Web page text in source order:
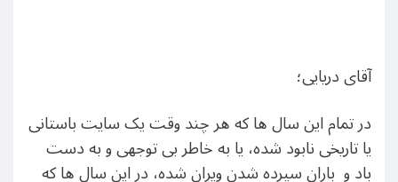
آقای دریایی؛
در تمام این سال ها که هر چند وقت یک سایت باستانی
یا تاریخی نابود شده، یا به خاطر بی توجهی و به دست
باد و باران سپرده شدن ویران شده، در این سال ها که